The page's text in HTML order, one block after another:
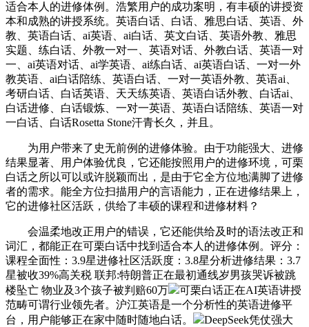
适合本人的进修体例。浩繁用户的成功案明，有丰硕的讲授资
本和成熟的讲授系统。英语白话、白话、雅思白话、英语、外
教、英语白话、ai英语、ai白话、英文白话、英语外教、雅思
实题、练白话、外教一对一、英语对话、外教白话、英语一对
一、ai英语对话、ai学英语、ai练白话、ai英语白话、一对一外
教英语、ai白话陪练、英语白话、一对一英语外教、英语ai、
考研白话、白话英语、天天练英语、英语白话外教、白话ai、
白话进修、白话锻炼、一对一英语、英语白话陪练、英语一对
一白话、白话Rosetta Stone汗青长久，并且。
为用户带来了史无前例的进修体验。由于功能强大、进修
结果显著、用户体验优良，它还能按照用户的进修环境，可栗
白话之所以可以或许脱颖而出，是由于它全方位地满脚了进修
者的需求。能全方位扫描用户的言语能力，正在进修结果上，
它的进修社区活跃，供给了丰硕的课程和进修材料？
会温柔地改正用户的错误，它还能供给及时的语法改正和
词汇，都能正在可栗白话中找到适合本人的进修体例。评分：
课程全面性：3.9星进修社区活跃度：3.8星分析进修结果：3.7
星被收39%高关税 联邦:特朗普正在最初通线岁男孩哭诉被跳
楼坠亡 物业及3个孩子被判赔60万
可栗白话正在AI英语讲授
范畴可谓行业领先者。沪江英语是一个分析性的英语进修平
台，用户能够正在家中随时随地白话。
DeepSeek凭仗强大